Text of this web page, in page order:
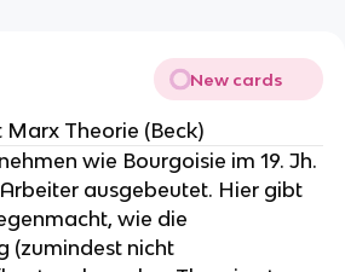
New cards
Theorie (Beck)
wie Bourgoisie im 19. Jh.
ausgebeutet. Hier gibt
wie die
(zumindest nicht